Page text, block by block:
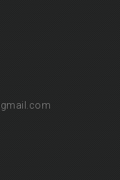
gmail.com